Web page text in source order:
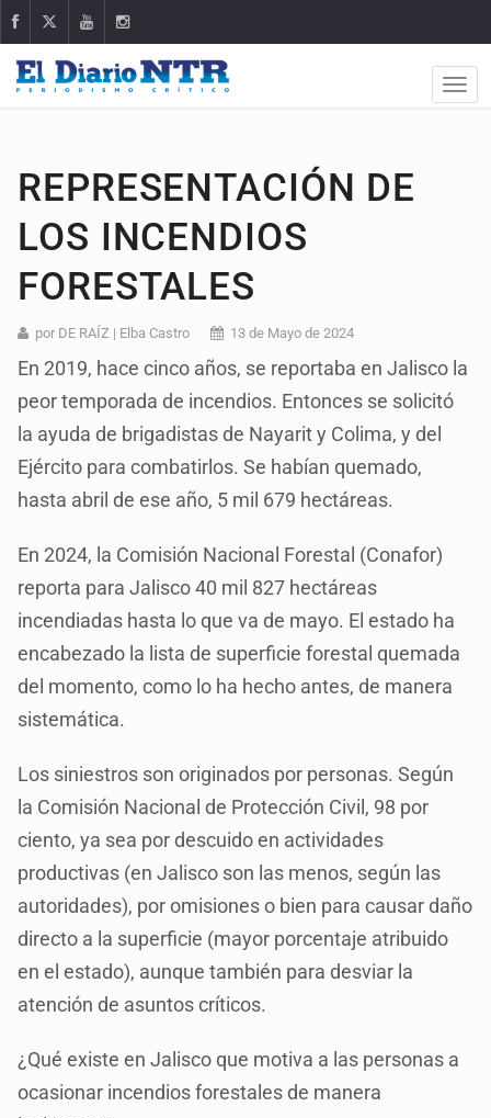
REPRESENTACIÓN DE
LOS INCENDIOS
FORESTALES
por DE RAÍZ | Elba Castro 13 de Mayo de 2024
En 2019, hace cinco años, se reportaba en Jalisco la
peor temporada de incendios. Entonces se solicitó
la ayuda de brigadistas de Nayarit y Colima, y del
Ejército para combatirlos. Se habían quemado,
hasta abril de ese año, 5 mil 679 hectáreas.
En 2024, la Comisión Nacional Forestal (Conafor)
reporta para Jalisco 40 mil 827 hectáreas
incendiadas hasta lo que va de mayo. El estado ha
encabezado la lista de superficie forestal quemada
del momento, como lo ha hecho antes, de manera
sistemática.
Los siniestros son originados por personas. Según
la Comisión Nacional de Protección Civil, 98 por
ciento, ya sea por descuido en actividades
productivas (en Jalisco son las menos, según las
autoridades), por omisiones o bien para causar daño
directo a la superficie (mayor porcentaje atribuido
en el estado), aunque también para desviar la
atención de asuntos críticos.
¿Qué existe en Jalisco que motiva a las personas a
ocasionar incendios forestales de manera